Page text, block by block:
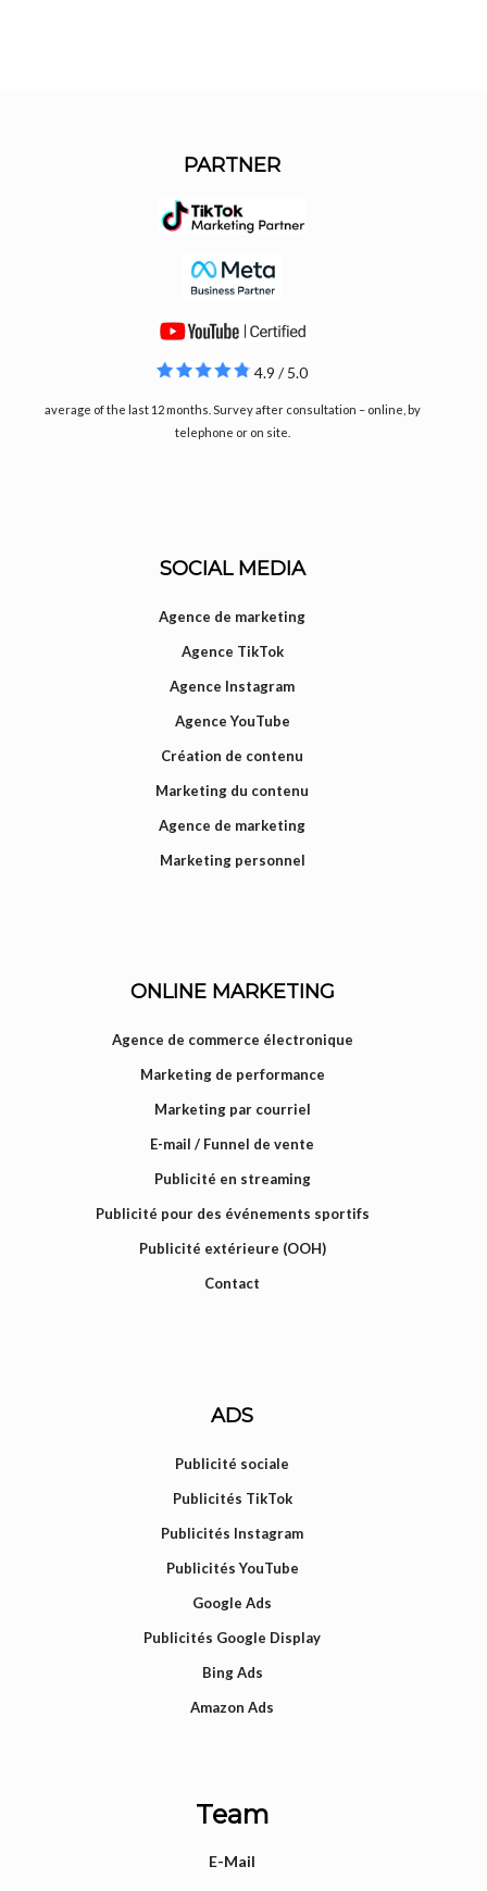
PARTNER
4.9 / 5.0
average of the last 12 months. Survey after consultation – online, by
telephone or on site.
SOCIAL MEDIA
Agence de marketing
Agence TikTok
Agence Instagram
Agence YouTube
Création de contenu
Marketing du contenu
Agence de marketing
Marketing personnel
ONLINE MARKETING
Agence de commerce électronique
Marketing de performance
Marketing par courriel
E-mail / Funnel de vente
Publicité en streaming
Publicité pour des événements sportifs
Publicité extérieure (OOH)
Contact
ADS
Publicité sociale
Publicités TikTok
Publicités Instagram
Publicités YouTube
Google Ads
Publicités Google Display
Bing Ads
Amazon Ads
Team
E-Mail